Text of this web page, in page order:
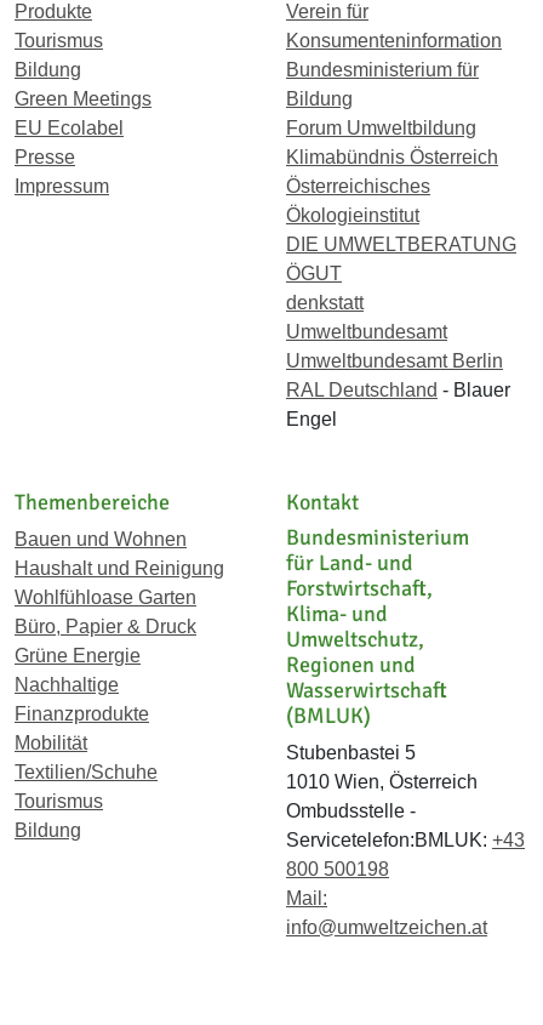
Produkte
Tourismus
Bildung
Green Meetings
EU Ecolabel
Presse
Impressum
Verein für
Konsumenteninformation
Bundesministerium für
Bildung
Forum Umweltbildung
Klimabündnis Österreich
Österreichisches
Ökologieinstitut
DIE UMWELTBERATUNG
ÖGUT
denkstatt
Umweltbundesamt
Umweltbundesamt Berlin
RAL Deutschland - Blauer
Engel
Themenbereiche
Bauen und Wohnen
Haushalt und Reinigung
Wohlfühloase Garten
Büro, Papier & Druck
Grüne Energie
Nachhaltige
Finanzprodukte
Mobilität
Textilien/Schuhe
Tourismus
Bildung
Kontakt
Bundesministerium
für Land- und
Forstwirtschaft,
Klima- und
Umweltschutz,
Regionen und
Wasserwirtschaft
(BMLUK)
Stubenbastei 5
1010 Wien, Österreich
Ombudsstelle -
Servicetelefon:BMLUK: +43
800 500198
Mail:
info@umweltzeichen.at